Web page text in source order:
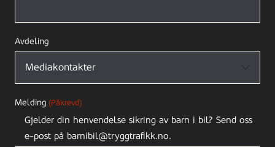
Avdeling
Melding (Påkrevd)
Gjelder din henvendelse sikring av barn i bil? Send oss
e-post på barnibil@tryggtrafikk.no.